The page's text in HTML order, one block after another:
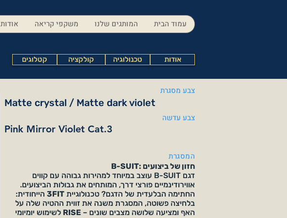
עמוד הבית המותגים שלנו משקפי קריאה אודות
קטלוגים קולקציה טכנולוגיה אודות
צבע מסגרת
Matte crystal / Matte dark violet
צבע עדשה
Pink Mirror Violet Cat.3
המסגרת
B-SUIT: חזון של ביצועים
דגם B-SUIT עוצב במיוחד למהירות גבוהה עם קווים
אווירודינמיים פורצי דרך, המותחים את גבולות הביצועים.
החתימה הבלעדית של הדגם? טכנולוגיית 3FIT הייחודית:
בלחיצה פשוטה, המסגרת משנה את זווית ההטיה שלה על
האף ומציעה שלושה מצבים שונים – RISE לשימוש יומיומי